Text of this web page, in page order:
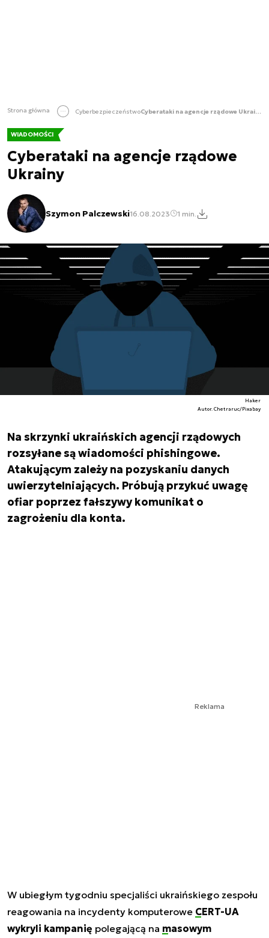
Strona główna Cyberbezpieczeństwo Cyberataki na agencje rządowe Ukrainy
WIADOMOŚCI
Cyberataki na agencje rządowe
Ukrainy
Szymon Palczewski16.08.2023 1 min.
Haker
Autor. Chetraruc/Pixabay
Na skrzynki ukraińskich agencji rządowych
rozsyłane są wiadomości phishingowe.
Atakującym zależy na pozyskaniu danych
uwierzytelniających. Próbują przykuć uwagę
ofiar poprzez fałszywy komunikat o
zagrożeniu dla konta.
Reklama
W ubiegłym tygodniu specjaliści ukraińskiego zespołu
reagowania na incydenty komputerowe CERT-UA
wykryli kampanię polegającą na masowym